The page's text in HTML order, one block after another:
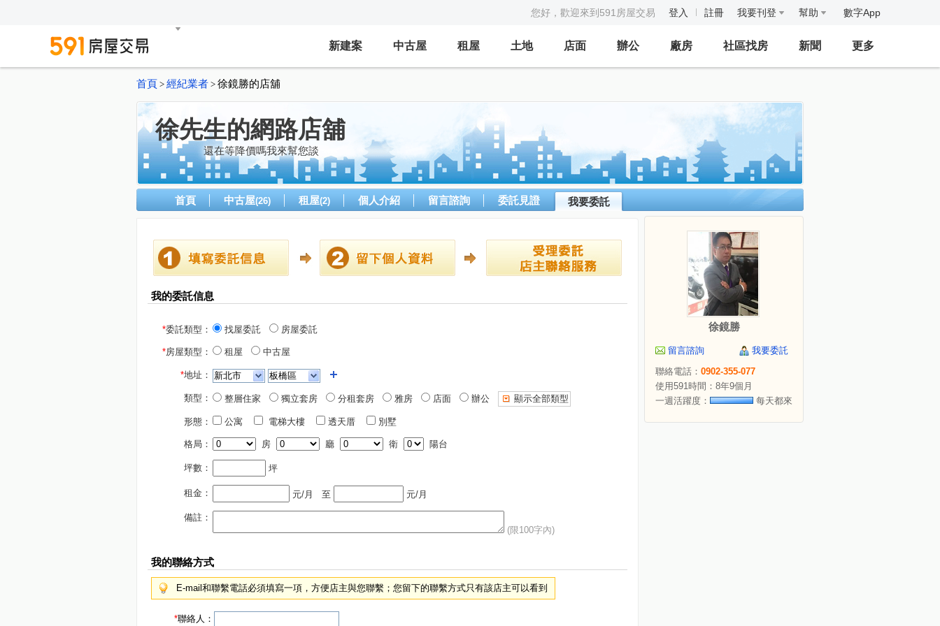
您好，歡迎來到591房屋交易 登入 註冊 我要刊登 幫助 數字App
新建案 中古屋 租屋 土地 店面 辦公 廠房 社區找房 新聞 更多
首頁 > 經紀業者 > 徐鏡勝的店舖
徐先生的網路店舖
還在等降價嗎我來幫您談
首頁 中古屋(26) 租屋(2) 個人介紹 留言諮詢 委託見證 我要委託
我的委託信息
*委託類型： 找屋委託 房屋委託
*房屋類型： 租屋 中古屋
*地址：
類型： 整層住家 獨立套房 分租套房 雅房 店面 辦公 顯示全部類型
形態： 公寓 電梯大樓 透天厝 別墅
格局： 房 廳 衛 陽台
坪數： 坪
租金： 元/月 至 元/月
備註：
(限100字內)
我的聯絡方式
E-mail和聯繫電話必須填寫一項，方便店主與您聯繫；您留下的聯繫方式只有該店主可以看到
*聯絡人：
徐鏡勝
留言諮詢
我要委託
聯絡電話： 0902-355-077
使用591時間：8年9個月
一週活躍度：
每天都來